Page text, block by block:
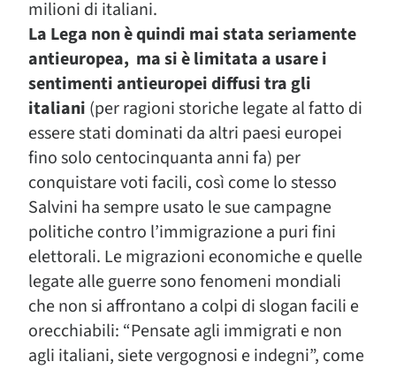
milioni di italiani.
La Lega non è quindi mai stata seriamente
antieuropea, ma si è limitata a usare i
sentimenti antieuropei diffusi tra gli
italiani (per ragioni storiche legate al fatto di
essere stati dominati da altri paesi europei
fino solo centocinquanta anni fa) per
conquistare voti facili, così come lo stesso
Salvini ha sempre usato le sue campagne
politiche contro l’immigrazione a puri fini
elettorali. Le migrazioni economiche e quelle
legate alle guerre sono fenomeni mondiali
che non si affrontano a colpi di slogan facili e
orecchiabili: “Pensate agli immigrati e non
agli italiani, siete vergognosi e indegni”, come